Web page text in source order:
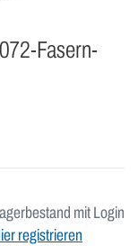
Fasern-
mit Login
registrieren